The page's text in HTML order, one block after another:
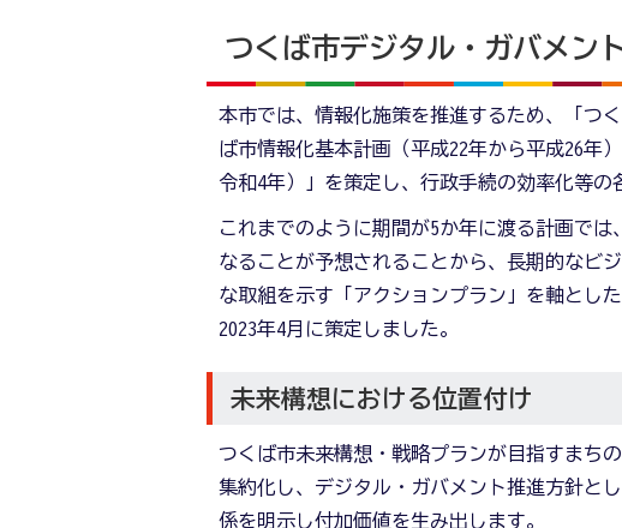
つくば市デジタル・ガバメン
本市では、情報化施策を推進するため、「つ
ば市情報化基本計画（平成22年から平成26年
令和4年）」を策定し、行政手続の効率化等の
これまでのように期間が5か年に渡る計画で
なることが予想されることから、長期的なビ
な取組を示す「アクションプラン」を軸とし
2023年4月に策定しました。
未来構想における位置付け
つくば市未来構想・戦略プランが目指すまち
集約化し、デジタル・ガバメント推進方針と
係を明示し付加価値を生み出します。